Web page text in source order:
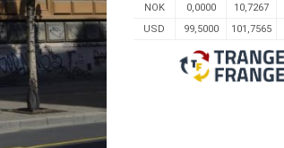
NOK
0,0000 10,7267
USD
99,5000 101,7565